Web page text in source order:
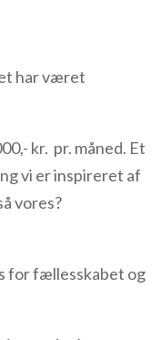
har været
kr. pr. måned. Et
vi er inspireret af
ikke også vores?
for fællesskabet og